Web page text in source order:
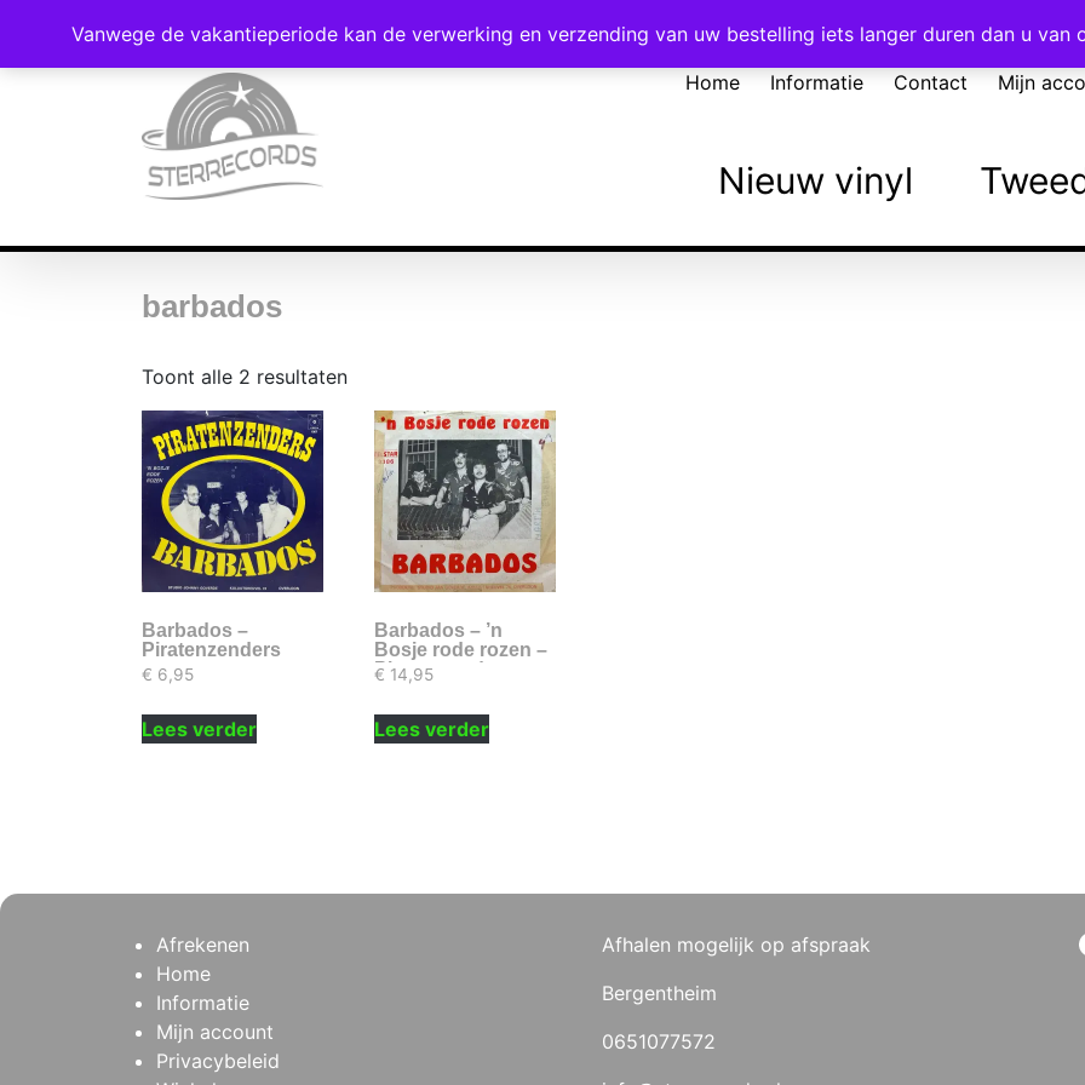
Voor 16:00 besteld = vandaag verzonden!
Home Informatie Contact Mijn
Nieuw vinyl
barbados
Toont alle 2 resultatenGesorteerd
nieuwste
Barbados –
Piratenzenders
€ 6,95
Lees verder
Barbados – ’n
Bosje rode rozen –
Piratenzenders
€ 14,95
Lees verder
Afrekenen
Home
Informatie
Mijn account
Privacybeleid
Afhalen mogelijk op afspraak
Bergentheim
0651077572
Vanwege de vakantieperiode kan de verwerking en verzending van uw bestelling iets langer duren dan u